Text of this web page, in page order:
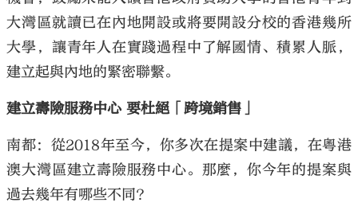
大灣區就讀已在內地開設或將要開設分校的香港幾所
大學，讓青年人在實踐過程中了解國情、積累人脈，
建立起與內地的緊密聯繫。
建立壽險服務中心 要杜絕「跨境銷售」
南都：從2018年至今，你多次在提案中建議，在粵港
澳大灣區建立壽險服務中心。那麼，你今年的提案與
過去幾年有哪些不同？